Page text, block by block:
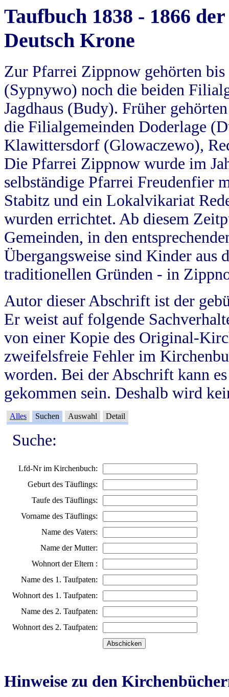
Taufbuch 1838 - 1866
Deutsch Krone
Zur Pfarrei Zippnow gehörten
(Sypnywo) noch die beiden
Jagdhaus (Budy). Früher
die Filialgemeinden Doderlage
Klawittersdorf (Glowaczewo),
Die Pfarrei Zippnow wurde im
selbständige Pfarrei Freudenfier
Stabitz und ein Lokalvikariat
wurden errichtet. Ab diesem
Gemeinden, in den
Übergangsweise sind Kinder aus
traditionellen Gründen - in
Autor dieser Abschrift ist der
Er weist auf folgende
von einer Kopie des Original-
zweifelsfreie Fehler im
worden. Bei der Abschrift kann
gekommen sein. Deshalb wird
Alles Suchen Auswahl Detail
Suche:
Lfd-Nr im Kirchenbuch:
Geburt des Täuflings:
Taufe des Täuflings:
Vorname des Täuflings:
Name des Vaters:
Name der Mutter:
Wohnort der Eltern :
Name des 1. Taufpaten:
Wohnort des 1. Taufpaten:
Name des 2. Taufpaten:
Wohnort des 2. Taufpaten:
Hinweise zu den